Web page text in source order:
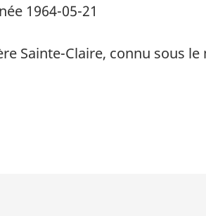
1964-05-21
Sainte-Claire, connu sous